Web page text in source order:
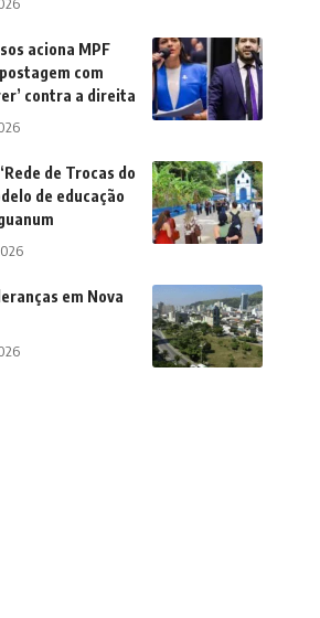
aciona MPF
com
contra a direita
de Trocas do
de educação
em Nova